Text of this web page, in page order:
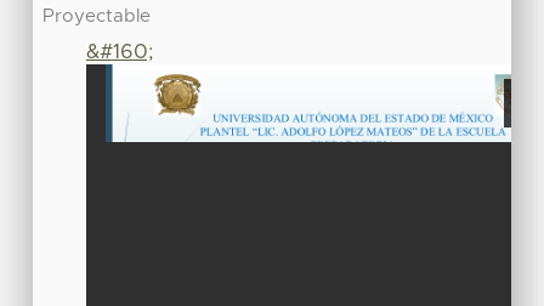
Proyectable
&#160;